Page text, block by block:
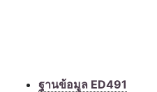
ฐานข้อมูล ED491